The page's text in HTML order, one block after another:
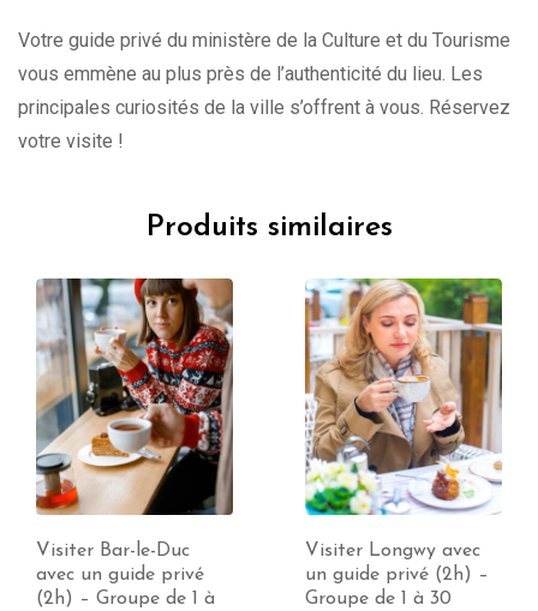
Votre guide privé du ministère de la Culture et du Tourisme
vous emmène au plus près de l’authenticité du lieu. Les
principales curiosités de la ville s’offrent à vous. Réservez
votre visite !
Produits similaires
Visiter Longwy avec
un guide privé (2h) –
Groupe de 1 à 30
Visiter Epernay avec
un guide privé (2h) –
Groupe de 1 à 30